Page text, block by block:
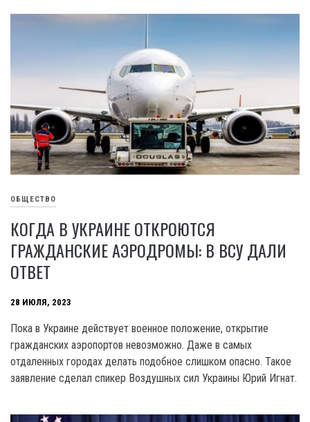
ОБЩЕСТВО
КОГДА В УКРАИНЕ ОТКРОЮТСЯ
ГРАЖДАНСКИЕ АЭРОДРОМЫ: В ВСУ ДАЛИ
ОТВЕТ
28 ИЮЛЯ, 2023
Пока в Украине действует военное положение, открытие
гражданских аэропортов невозможно. Даже в самых
отдаленных городах делать подобное слишком опасно. Такое
заявление сделал спикер Воздушных сил Украины Юрий Игнат.